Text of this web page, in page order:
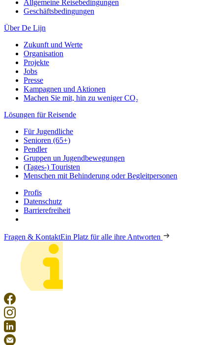
Allgemeine Reisebedingungen
Geschäftsbedingungen
Über De Lijn
Zukunft und Werte
Organisation
Projekte
Jobs
Presse
Kampagnen und Aktionen
Machen Sie mit, hin zu weniger CO₂
Lösungen für Reisende
Für Jugendliche
Senioren (65+)
Pendler
Gruppen un Jugendbewegungen
(Tages-) Touristen
Menschen mit Behinderung oder Begleitpersonen
Profis
Datenschutz
Barrierefreiheit
Fragen & KontaktEin Platz für alle ihre Antworten